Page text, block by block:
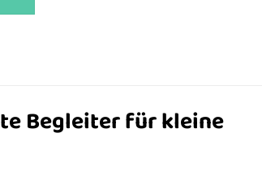
Begleiter für kleine